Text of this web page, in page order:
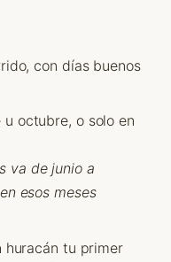
con días buenos
octubre, o solo en
va de junio a
esos meses
huracán tu primer